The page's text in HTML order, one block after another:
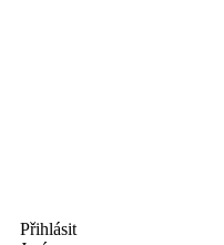
Přihlásit